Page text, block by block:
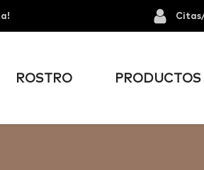
ROSTRO PRODUCTOS